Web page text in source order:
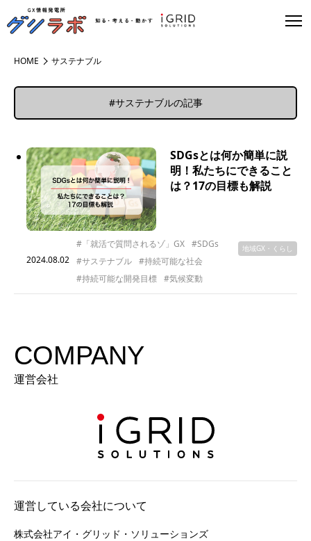
HOME サステナブル
#サステナブルの記事
SDGsとは何か簡単に説
明！私たちにできること
は？17の目標も解説
2024.08.02
#「就活で質問されるゾ」GX
#SDGs
#サステナブル
#持続可能な社会
#持続可能な開発目標
#気候変動
地域GX・くらし
COMPANY
運営会社
運営している会社について
株式会社アイ・グリッド・ソリューションズ